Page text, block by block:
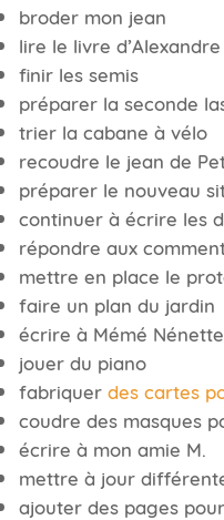
broder mon jean
lire le livre
finir les semis
préparer la seconde
trier la cabane à vélo
recoudre le jean de
préparer le nouveau
continuer à écrire les
répondre aux
mettre en place le
faire un plan du jardin
écrire à Mémé
jouer du piano
fabriquer des cartes
coudre des masques
écrire à mon amie M.
mettre à jour
ajouter des pages